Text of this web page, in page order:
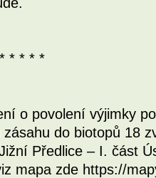
* * * *
o povolení výjimky
zásahu do biotopů 18
Předlice – I. část
mapa zde https://